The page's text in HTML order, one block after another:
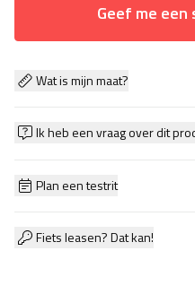
Geef me
Wat is mijn maat?
Ik heb een vraag over dit
Plan een testrit
Fiets leasen? Dat kan!